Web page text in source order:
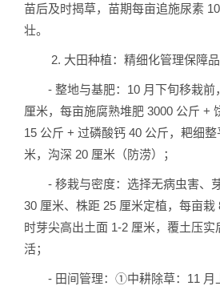
苗后及时揭草，苗期每亩追施尿素
壮。
2. 大田种植：精细化管理保障
- 整地与基肥：10 月下旬移栽前
厘米，每亩施腐熟堆肥 3000 公斤 +
15 公斤 + 过磷酸钙 40 公斤，耙细
米，沟深 20 厘米（防涝）；
- 移栽与密度：选择无病虫害、
30 厘米、株距 25 厘米定植，每亩栽
时芽尖高出土面 1-2 厘米，覆土压
活；
- 田间管理：①中耕除草：11 月